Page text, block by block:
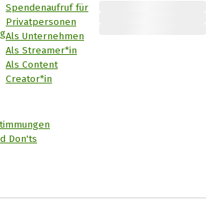
Spendenaufruf für
Privatpersonen
Als Unternehmen
Als Streamer*in
Als Content
Creator*in
Don'ts